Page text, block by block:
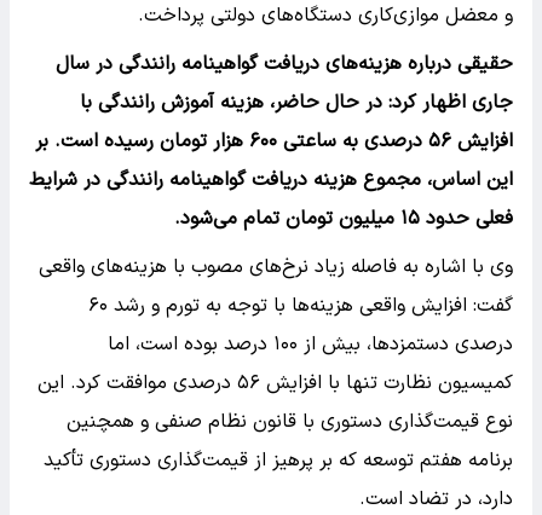
و معضل موازی‌کاری دستگاه‌های دولتی پرداخت.
حقیقی درباره هزینه‌های دریافت گواهینامه رانندگی در سال
جاری اظهار کرد: در حال حاضر، هزینه آموزش رانندگی با
افزایش ۵۶ درصدی به ساعتی ۶۰۰ هزار تومان رسیده است. بر
این اساس، مجموع هزینه دریافت گواهینامه رانندگی در شرایط
فعلی حدود ۱۵ میلیون تومان تمام می‌شود.
وی با اشاره به فاصله زیاد نرخ‌های مصوب با هزینه‌های واقعی
گفت: افزایش واقعی هزینه‌ها با توجه به تورم و رشد ۶۰
درصدی دستمزدها، بیش از ۱۰۰ درصد بوده است، اما
کمیسیون نظارت تنها با افزایش ۵۶ درصدی موافقت کرد. این
نوع قیمت‌گذاری دستوری با قانون نظام صنفی و همچنین
برنامه هفتم توسعه که بر پرهیز از قیمت‌گذاری دستوری تأکید
دارد، در تضاد است.